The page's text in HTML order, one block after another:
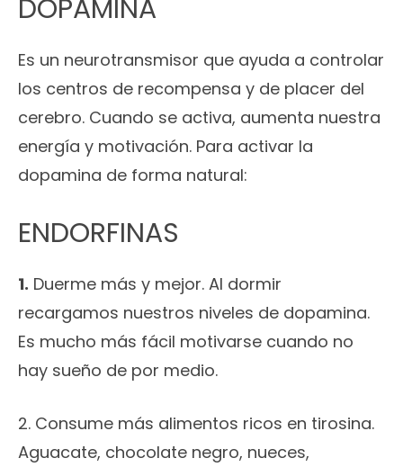
DOPAMINA
Es un neurotransmisor que ayuda a controlar
los centros de recompensa y de placer del
cerebro. Cuando se activa, aumenta nuestra
energía y motivación. Para activar la
dopamina de forma natural:
ENDORFINAS
1. Duerme más y mejor. Al dormir
recargamos nuestros niveles de dopamina.
Es mucho más fácil motivarse cuando no
hay sueño de por medio.
2. Consume más alimentos ricos en tirosina.
Aguacate, chocolate negro, nueces,